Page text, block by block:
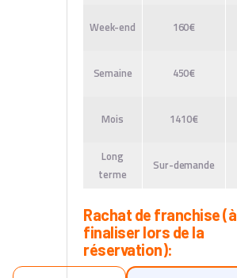
Week-end 160€
Semaine 450€
Mois 1410€
Long
terme
Sur-demande
Rachat de franchise (à
finaliser lors de la
réservation):